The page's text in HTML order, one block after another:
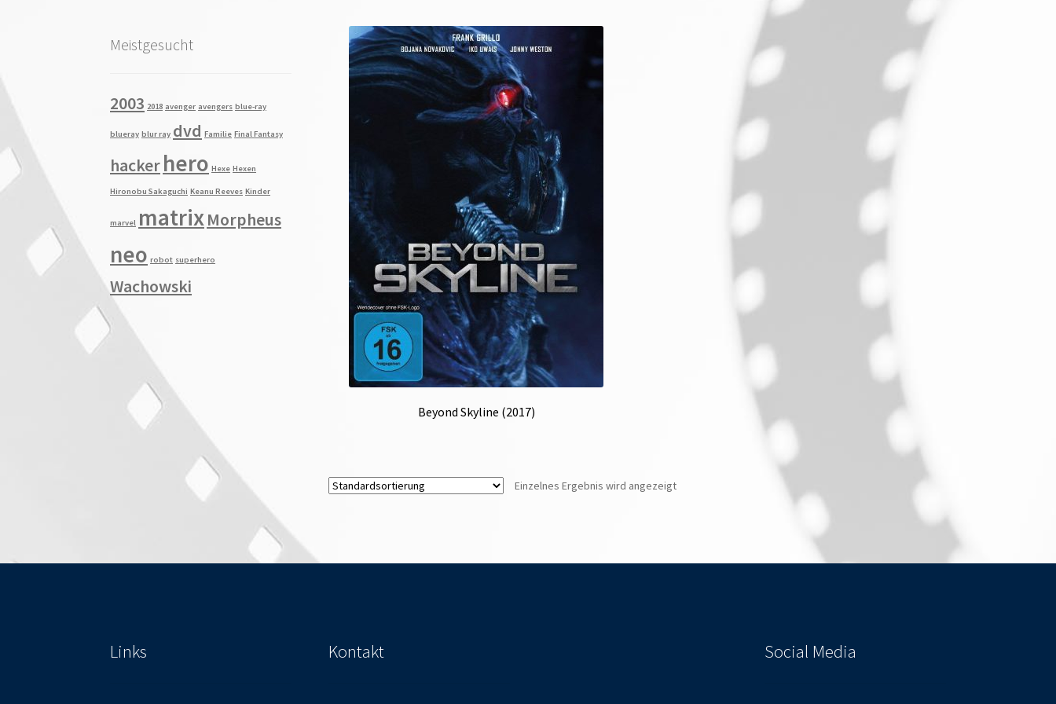
Beyond Skyline (2017)
Einzelnes Ergebnis wird angezeigt
Meistgesucht
2003 2018 avenger avengers blue-ray
blueray blur ray dvd Familie Final Fantasy
hackerhero Hexe Hexen
Hironobu Sakaguchi Keanu Reeves Kinder
marvel matrixMorpheus
neo robot superhero
Wachowski
Links Kontakt Social Media